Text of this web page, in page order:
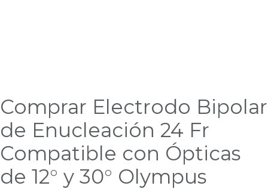
Comprar Electrodo Bipolar
de Enucleación 24 Fr
Compatible con Ópticas
de 12° y 30° Olympus